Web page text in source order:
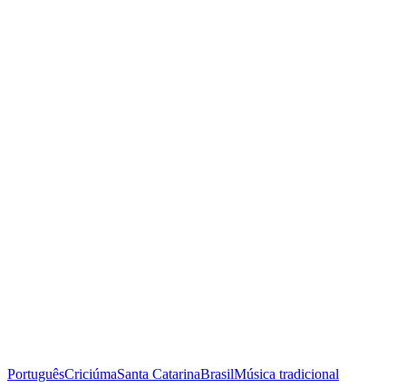
PortuguêsCriciúmaSanta CatarinaBrasilMúsica tradicional